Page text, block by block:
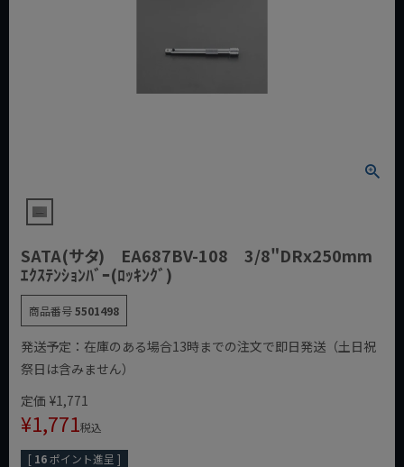
SATA(サタ) EA687BV-108 3/8"DRx250mm
ｴｸｽﾃﾝｼｮﾝﾊﾞｰ(ﾛｯｷﾝｸﾞ)
商品番号5501498
発送予定：在庫のある場合13時までの注文で即日発送（土日祝
祭日は含みません）
定価 ¥1,771
¥1,771税込
[ 16ポイント進呈 ]